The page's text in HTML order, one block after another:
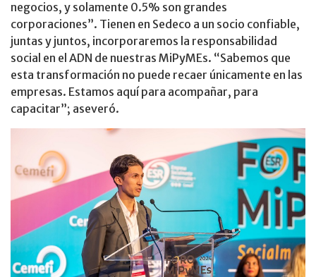
negocios, y solamente 0.5% son grandes
corporaciones”. Tienen en Sedeco a un socio confiable,
juntas y juntos, incorporaremos la responsabilidad
social en el ADN de nuestras MiPyMEs. “Sabemos que
esta transformación no puede recaer únicamente en las
empresas. Estamos aquí para acompañar, para
capacitar”; aseveró.